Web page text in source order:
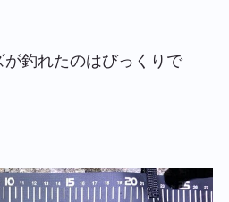
釣れたのはびっくりで